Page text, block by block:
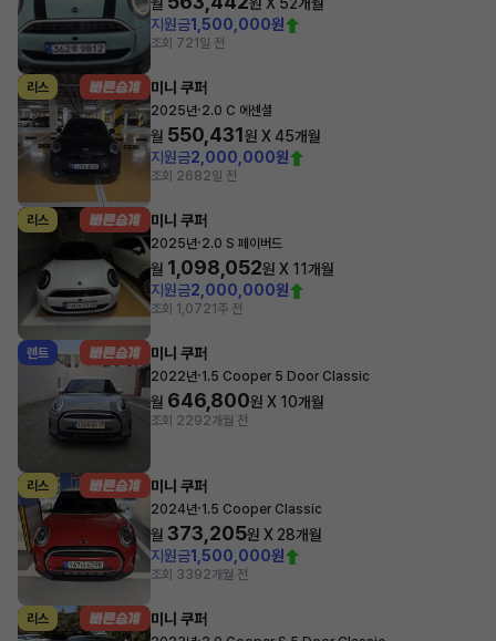
지원금1,500,000원
조회 721일 전
리스 미니 쿠퍼
2025년·2.0 C 에센셜
월 550,431원 X45개월
지원금2,000,000원
조회 2682일 전
리스 미니 쿠퍼
2025년·2.0 S 페이버드
월 1,098,052원 X 11개월
지원금2,000,000원
조회 1,0721주 전
렌트 미니 쿠퍼
2022년·1.5 Cooper 5 Door Classic
월 646,800원 X 10개월
조회 2292개월 전
리스 미니 쿠퍼
2024년·1.5 Cooper Classic
월 373,205원 X 28개월
지원금1,500,000원
조회 3392개월 전
리스 미니 쿠퍼